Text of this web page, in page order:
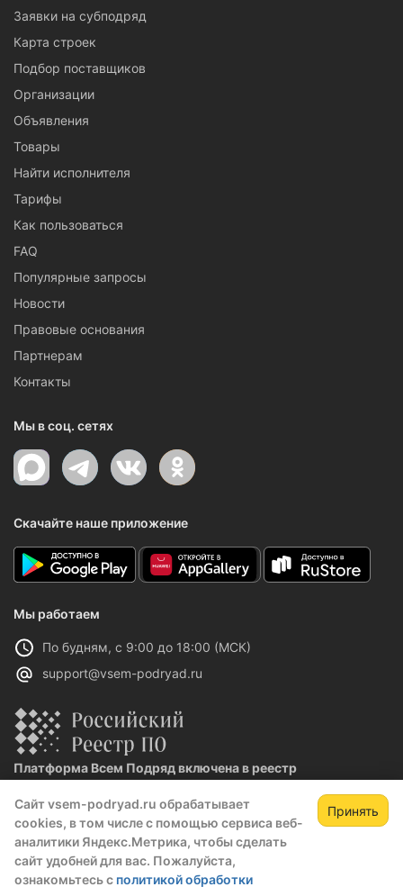
Сайт vsem-podryad.ru обрабатывает
cookies, в том числе с помощью сервиса веб-
аналитики Яндекс.Метрика, чтобы сделать
сайт удобней для вас. Пожалуйста,
ознакомьтесь с политикой обработки
Принять
Заявки на субподряд
Карта строек
Подбор поставщиков
Организации
Объявления
Товары
Найти исполнителя
Тарифы
Как пользоваться
FAQ
Популярные запросы
Новости
Правовые основания
Партнерам
Контакты
Мы в соц. сетях
Скачайте наше приложение
Мы работаем
По будням, с 9:00 до 18:00 (МСК)
support@vsem-podryad.ru
Платформа Всем Подряд включена в реестр
Реестровая запись №32021 от 06.02.2026
Политика конфиденциальности